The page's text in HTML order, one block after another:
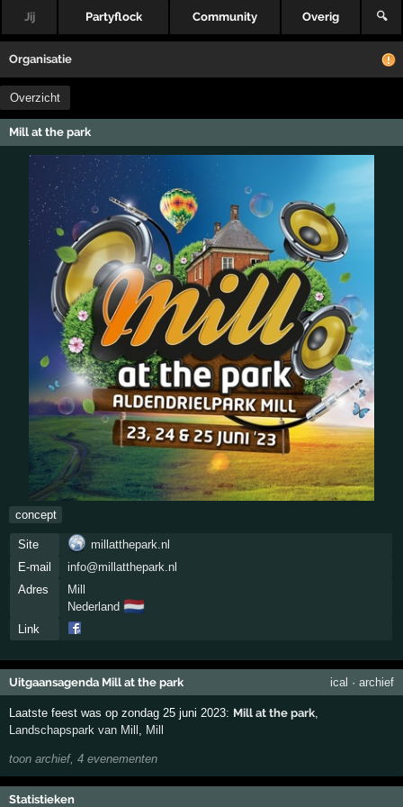
Jij Partyflock Community Overig 🔍
Organisatie
Overzicht
Mill at the park
concept
Site
millatthepark.nl
E-mail
info@millatthepark.nl
Adres
Mill
Nederland 🇳🇱
Link
Uitgaansagenda Mill at the park ical · archief
Laatste feest was op zondag 25 juni 2023: Mill at the park,
Landschapspark van Mill , Mill
toon archief, 4 evenementen
Statistieken